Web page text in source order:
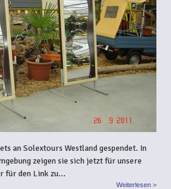
an Solextours Westland gespendet. In
zeigen sie sich jetzt für unsere
für den Link zu...
Weiterlesen >